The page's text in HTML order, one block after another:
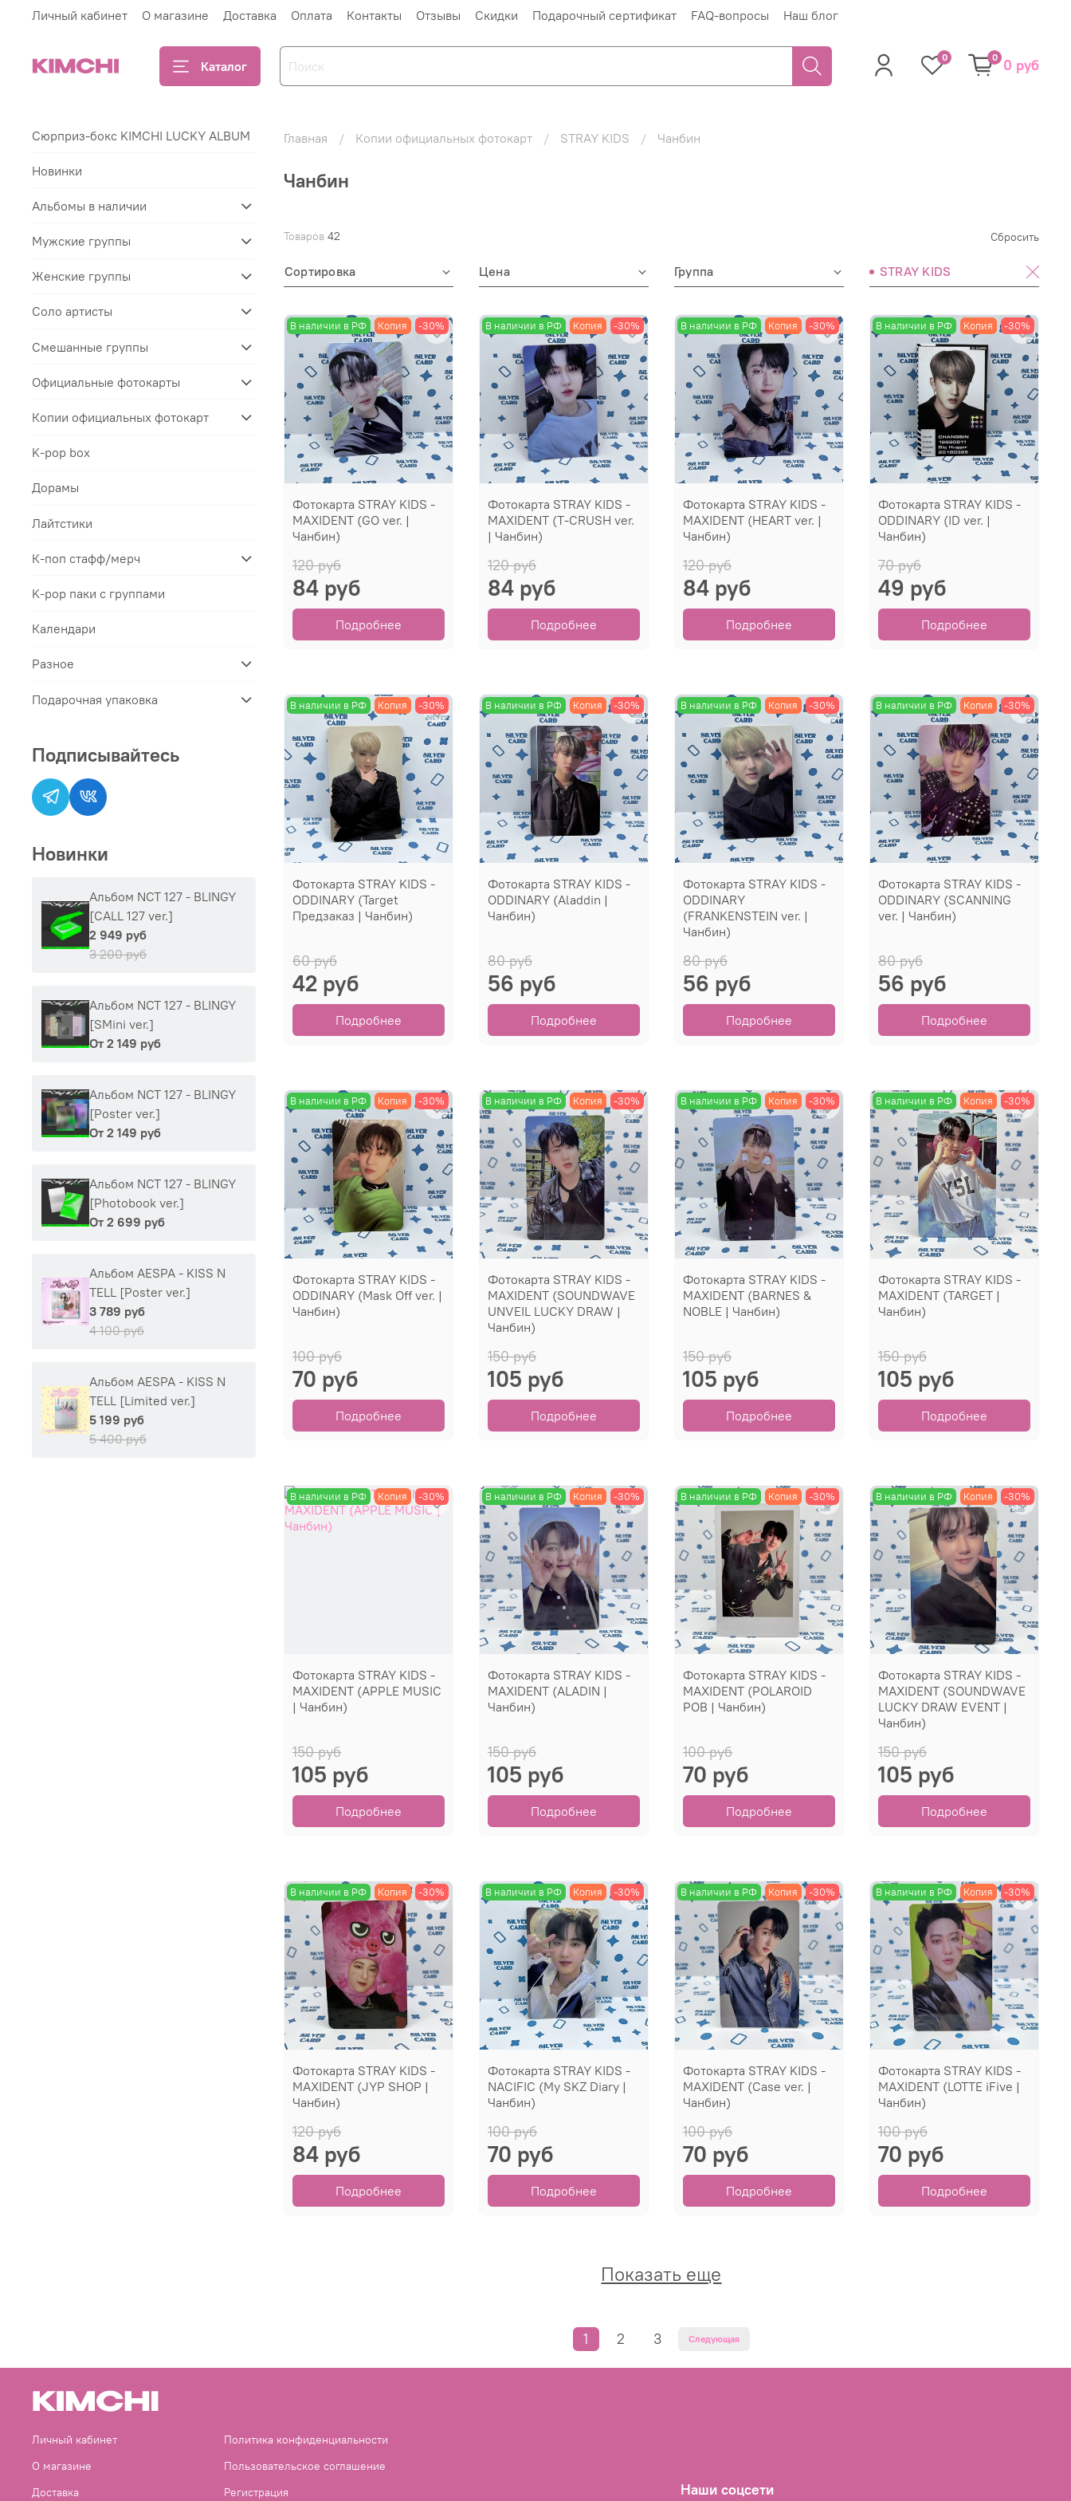
Личный кабинет О магазине Доставка Оплата Контакты Отзывы Скидки Подарочный сертификат FAQ-вопросы Наш блог
Каталог
0 0 0 руб
Главная Копии официальных фотокарт STRAY KIDS Чанбин
Чанбин
Товаров 42 Сбросить
Сортировка Цена Группа STRAY KIDS
В наличии в РФ Копия -30%
Фотокарта STRAY KIDS -
MAXIDENT (GO ver. |
Чанбин)
120 руб
84 руб
Подробнее
В наличии в РФ Копия -30%
Фотокарта STRAY KIDS -
MAXIDENT (T-CRUSH ver.
| Чанбин)
120 руб
84 руб
Подробнее
В наличии в РФ Копия -30%
Фотокарта STRAY KIDS -
MAXIDENT (HEART ver. |
Чанбин)
120 руб
84 руб
Подробнее
В наличии в РФ Копия -30%
Фотокарта STRAY KIDS -
ODDINARY (ID ver. |
Чанбин)
70 руб
49 руб
Подробнее
В наличии в РФ Копия -30%
Фотокарта STRAY KIDS -
ODDINARY (Target
Предзаказ | Чанбин)
60 руб
42 руб
Подробнее
В наличии в РФ Копия -30%
Фотокарта STRAY KIDS -
ODDINARY (Aladdin |
Чанбин)
80 руб
56 руб
Подробнее
В наличии в РФ Копия -30%
Фотокарта STRAY KIDS -
ODDINARY
(FRANKENSTEIN ver. |
Чанбин)
80 руб
56 руб
Подробнее
В наличии в РФ Копия -30%
Фотокарта STRAY KIDS -
ODDINARY (SCANNING
ver. | Чанбин)
80 руб
56 руб
Подробнее
В наличии в РФ Копия -30%
Фотокарта STRAY KIDS -
ODDINARY (Mask Off ver. |
Чанбин)
100 руб
70 руб
Подробнее
В наличии в РФ Копия -30%
Фотокарта STRAY KIDS -
MAXIDENT (SOUNDWAVE
UNVEIL LUCKY DRAW |
Чанбин)
150 руб
105 руб
Подробнее
В наличии в РФ Копия -30%
Фотокарта STRAY KIDS -
MAXIDENT (BARNES &
NOBLE | Чанбин)
150 руб
105 руб
Подробнее
В наличии в РФ Копия -30%
Фотокарта STRAY KIDS -
MAXIDENT (TARGET |
Чанбин)
150 руб
105 руб
Подробнее
В наличии в РФ Копия -30%
Фотокарта STRAY KIDS -
MAXIDENT (APPLE MUSIC
| Чанбин)
150 руб
105 руб
Подробнее
В наличии в РФ Копия -30%
Фотокарта STRAY KIDS -
MAXIDENT (ALADIN |
Чанбин)
150 руб
105 руб
Подробнее
В наличии в РФ Копия -30%
Фотокарта STRAY KIDS -
MAXIDENT (POLAROID
POB | Чанбин)
100 руб
70 руб
Подробнее
В наличии в РФ Копия -30%
Фотокарта STRAY KIDS -
MAXIDENT (SOUNDWAVE
LUCKY DRAW EVENT |
Чанбин)
150 руб
105 руб
Подробнее
В наличии в РФ Копия -30%
Фотокарта STRAY KIDS -
MAXIDENT (JYP SHOP |
Чанбин)
120 руб
84 руб
Подробнее
В наличии в РФ Копия -30%
Фотокарта STRAY KIDS -
NACIFIC (My SKZ Diary |
Чанбин)
100 руб
70 руб
Подробнее
В наличии в РФ Копия -30%
Фотокарта STRAY KIDS -
MAXIDENT (Case ver. |
Чанбин)
100 руб
70 руб
Подробнее
В наличии в РФ Копия -30%
Фотокарта STRAY KIDS -
MAXIDENT (LOTTE iFive |
Чанбин)
100 руб
70 руб
Подробнее
Показать еще
1 2 3 Следующая
Сюрприз-бокс KIMCHI LUCKY ALBUM
Новинки
Альбомы в наличии
Мужские группы
Женские группы
Соло артисты
Смешанные группы
Официальные фотокарты
Копии официальных фотокарт
K-pop box
Дорамы
Лайтстики
К-поп стафф/мерч
K-pop паки с группами
Календари
Разное
Подарочная упаковка
Подписывайтесь
Новинки
Альбом NCT 127 - BLINGY
[CALL 127 ver.]
2 949 руб
3 200 руб
Альбом NCT 127 - BLINGY
[SMini ver.]
От 2 149 руб
Альбом NCT 127 - BLINGY
[Poster ver.]
От 2 149 руб
Альбом NCT 127 - BLINGY
[Photobook ver.]
От 2 699 руб
Альбом AESPA - KISS N
TELL [Poster ver.]
3 789 руб
4 100 руб
Альбом AESPA - KISS N
TELL [Limited ver.]
5 199 руб
5 400 руб
Личный кабинет
О магазине
Доставка
Политика конфиденциальности
Пользовательское соглашение
Регистрация
Наши соцсети